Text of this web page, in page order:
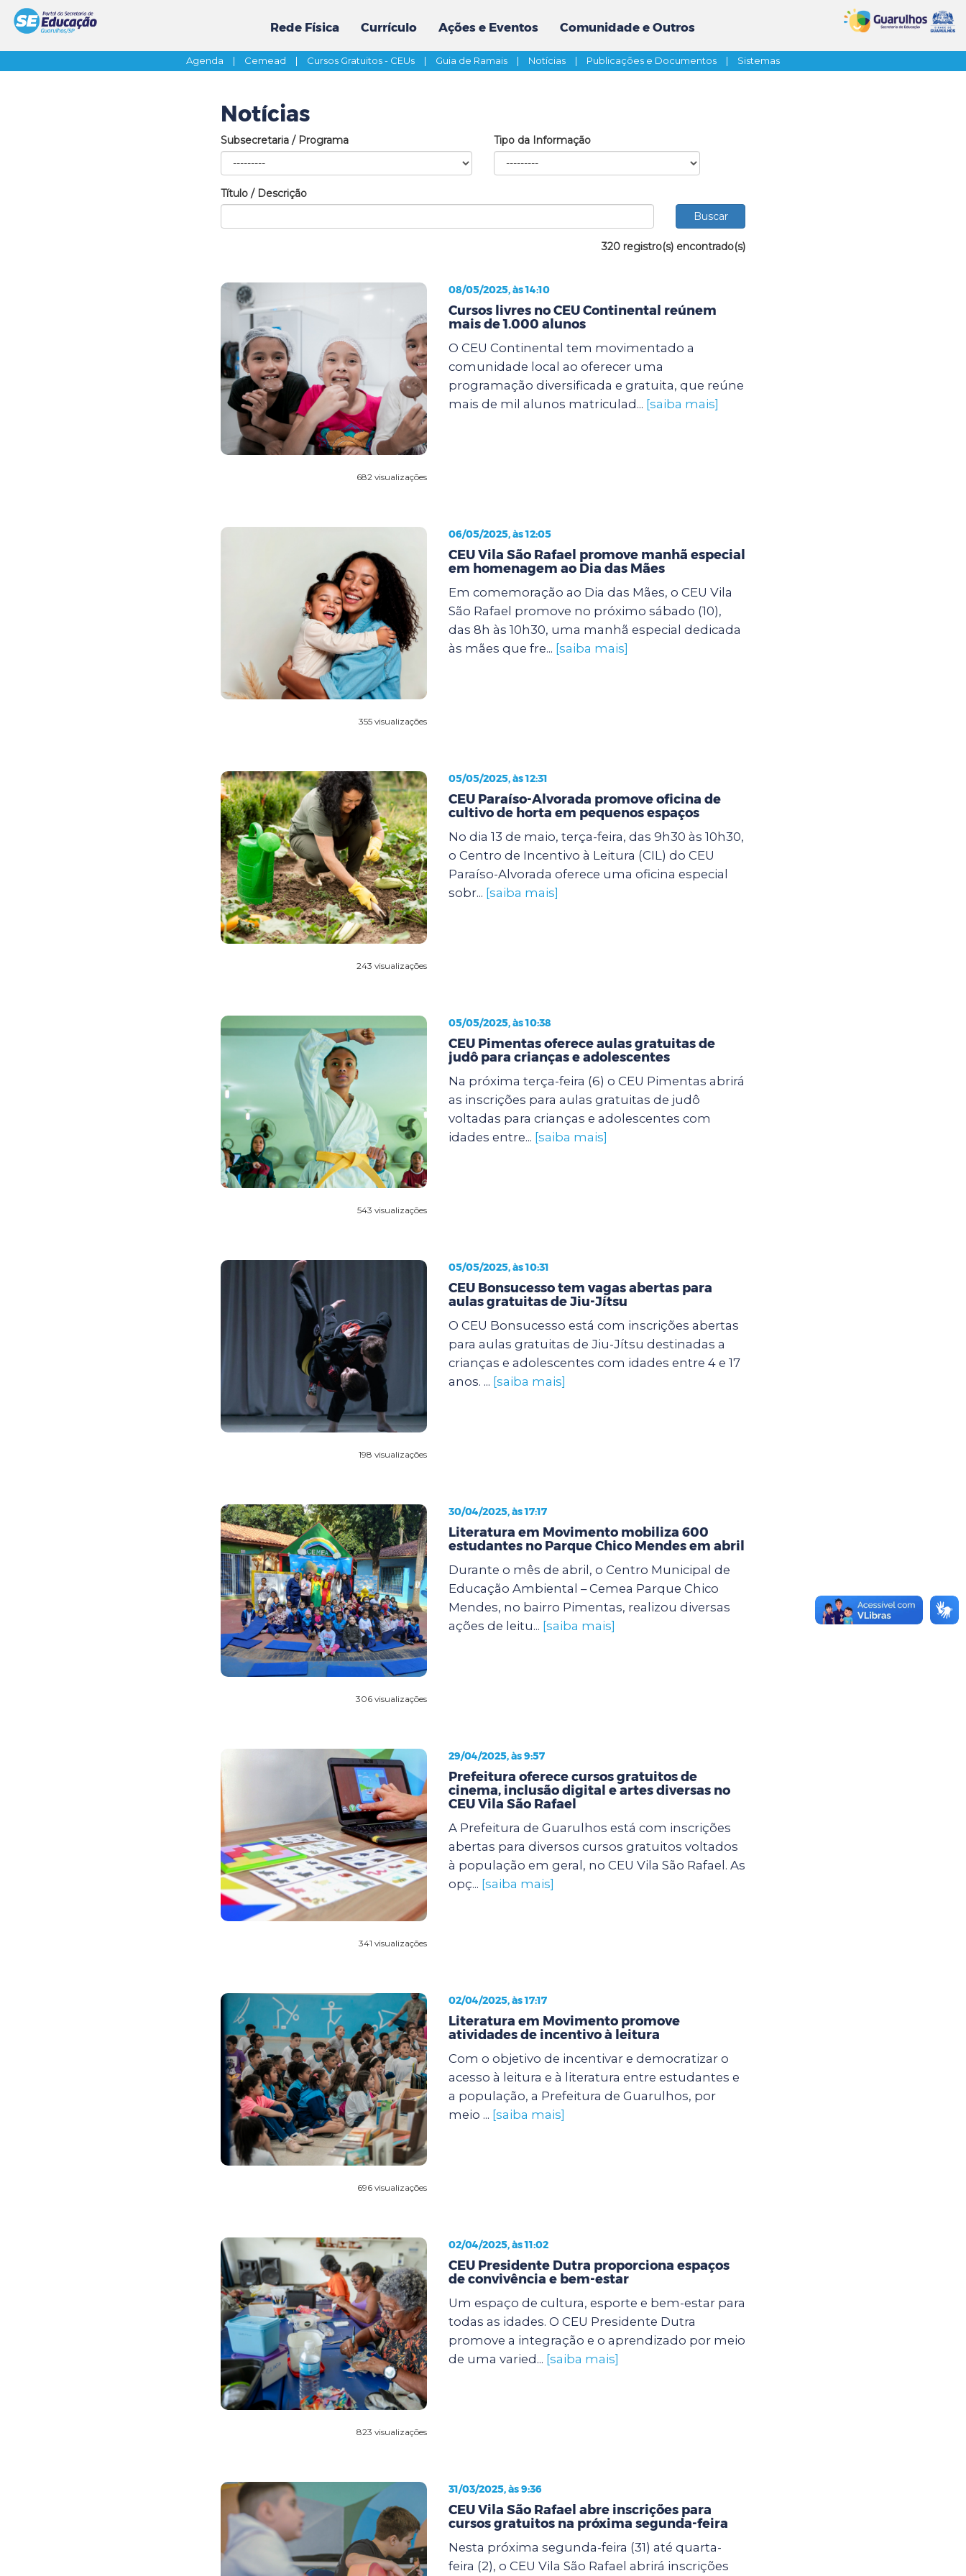
Rede Física Currículo Ações e Eventos Comunidade e Outros
Agenda | Cemead | Cursos Gratuitos - CEUs | Guia de Ramais | Notícias | Publicações e Documentos | Sistemas
Notícias
Subsecretaria / Programa Tipo da Informação
Título / Descrição
320 registro(s) encontrado(s)
682 visualizações
08/05/2025, às 14:10
Cursos livres no CEU Continental reúnem
mais de 1.000 alunos
O CEU Continental tem movimentado a
comunidade local ao oferecer uma
programação diversificada e gratuita, que reúne
mais de mil alunos matriculad... [saiba mais]
355 visualizações
06/05/2025, às 12:05
CEU Vila São Rafael promove manhã especial
em homenagem ao Dia das Mães
Em comemoração ao Dia das Mães, o CEU Vila
São Rafael promove no próximo sábado (10),
das 8h às 10h30, uma manhã especial dedicada
às mães que fre... [saiba mais]
243 visualizações
05/05/2025, às 12:31
CEU Paraíso-Alvorada promove oficina de
cultivo de horta em pequenos espaços
No dia 13 de maio, terça-feira, das 9h30 às 10h30,
o Centro de Incentivo à Leitura (CIL) do CEU
Paraíso-Alvorada oferece uma oficina especial
sobr... [saiba mais]
543 visualizações
05/05/2025, às 10:38
CEU Pimentas oferece aulas gratuitas de
judô para crianças e adolescentes
Na próxima terça-feira (6) o CEU Pimentas abrirá
as inscrições para aulas gratuitas de judô
voltadas para crianças e adolescentes com
idades entre... [saiba mais]
198 visualizações
05/05/2025, às 10:31
CEU Bonsucesso tem vagas abertas para
aulas gratuitas de Jiu-Jítsu
O CEU Bonsucesso está com inscrições abertas
para aulas gratuitas de Jiu-Jítsu destinadas a
crianças e adolescentes com idades entre 4 e 17
anos. ... [saiba mais]
306 visualizações
30/04/2025, às 17:17
Literatura em Movimento mobiliza 600
estudantes no Parque Chico Mendes em abril
Durante o mês de abril, o Centro Municipal de
Educação Ambiental – Cemea Parque Chico
Mendes, no bairro Pimentas, realizou diversas
ações de leitu... [saiba mais]
341 visualizações
29/04/2025, às 9:57
Prefeitura oferece cursos gratuitos de
cinema, inclusão digital e artes diversas no
CEU Vila São Rafael
A Prefeitura de Guarulhos está com inscrições
abertas para diversos cursos gratuitos voltados
à população em geral, no CEU Vila São Rafael. As
opç... [saiba mais]
696 visualizações
02/04/2025, às 17:17
Literatura em Movimento promove
atividades de incentivo à leitura
Com o objetivo de incentivar e democratizar o
acesso à leitura e à literatura entre estudantes e
a população, a Prefeitura de Guarulhos, por
meio ... [saiba mais]
823 visualizações
02/04/2025, às 11:02
CEU Presidente Dutra proporciona espaços
de convivência e bem-estar
Um espaço de cultura, esporte e bem-estar para
todas as idades. O CEU Presidente Dutra
promove a integração e o aprendizado por meio
de uma varied... [saiba mais]
31/03/2025, às 9:36
CEU Vila São Rafael abre inscrições para
cursos gratuitos na próxima segunda-feira
Nesta próxima segunda-feira (31) até quarta-
feira (2), o CEU Vila São Rafael abrirá inscrições